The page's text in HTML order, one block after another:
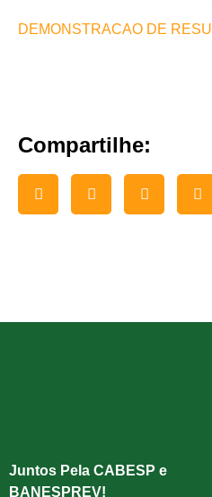
DEMONSTRACAO DE
Compartilhe:
Juntos Pela CABESP e
BANESPREV!